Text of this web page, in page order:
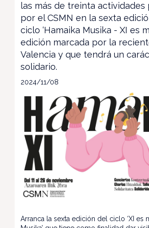
las más de treinta actividades
por el CSMN en la sexta
ciclo ‘Hamaika Musika - XI es
edición marcada por la
Valencia y que tendrá un
solidario.
2024/11/08
Arranca la sexta edición del ciclo ‘XI es